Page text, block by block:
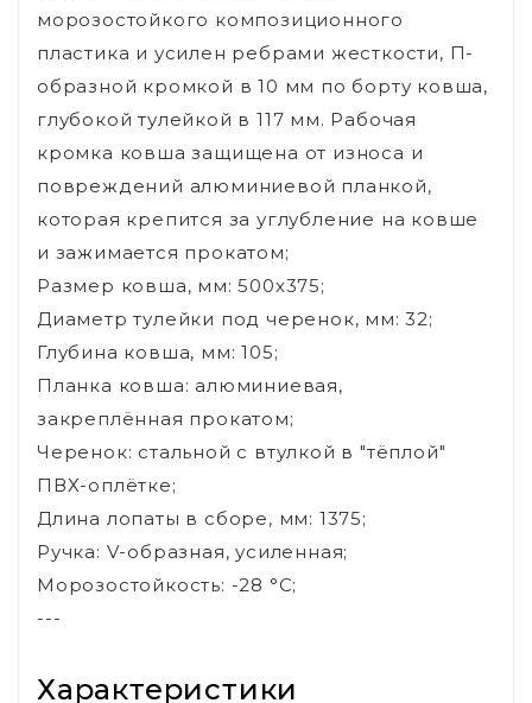
морозостойкого композиционного
пластика и усилен ребрами жесткости, П-
образной кромкой в 10 мм по борту ковша,
глубокой тулейкой в 117 мм. Рабочая
кромка ковша защищена от износа и
повреждений алюминиевой планкой,
которая крепится за углубление на ковше
и зажимается прокатом;
Размер ковша, мм: 500х375;
Диаметр тулейки под черенок, мм: 32;
Глубина ковша, мм: 105;
Планка ковша: алюминиевая,
закреплённая прокатом;
Черенок: стальной с втулкой в "тёплой"
ПВХ-оплётке;
Длина лопаты в сборе, мм: 1375;
Ручка: V-образная, усиленная;
Морозостойкость: -28 °C;
---
Характеристики